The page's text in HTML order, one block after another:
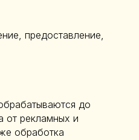
предоставление,
до
от рекламных и
обработка